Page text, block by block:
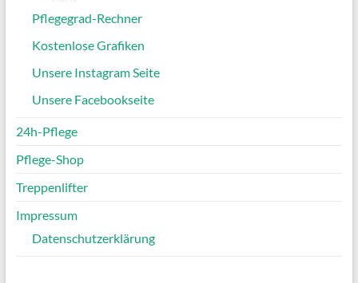
Pflegegrad-Rechner
Kostenlose Grafiken
Unsere Instagram Seite
Unsere Facebookseite
24h-Pflege
Pflege-Shop
Treppenlifter
Impressum
Datenschutzerklärung